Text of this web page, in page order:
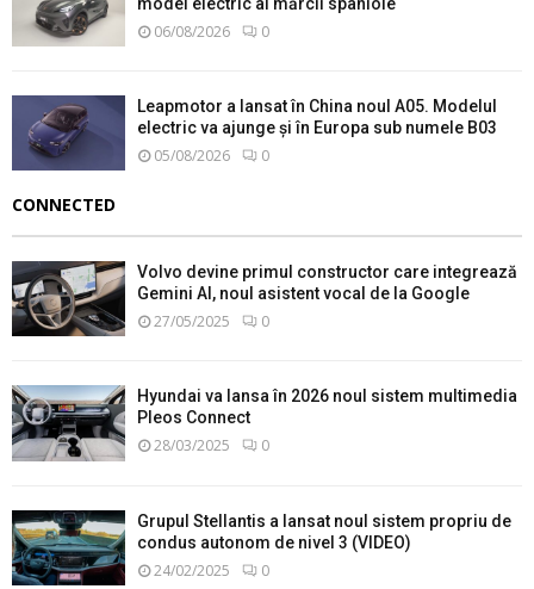
06/08/2026 0
Leapmotor a lansat în China noul A05. Modelul
electric va ajunge și în Europa sub numele B03
05/08/2026 0
CONNECTED
Volvo devine primul constructor care integrează
Gemini AI, noul asistent vocal de la Google
27/05/2025 0
Hyundai va lansa în 2026 noul sistem multimedia
Pleos Connect
28/03/2025 0
Grupul Stellantis a lansat noul sistem propriu de
condus autonom de nivel 3 (VIDEO)
24/02/2025 0